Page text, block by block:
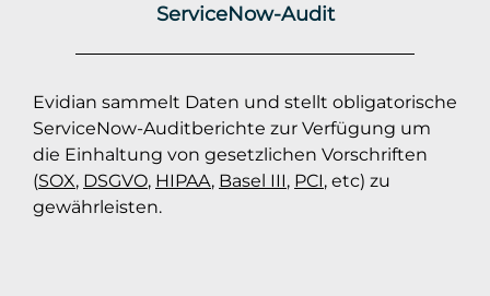
ServiceNow-Audit
Evidian sammelt Daten und stellt obligatorische
ServiceNow-Auditberichte zur Verfügung um
die Einhaltung von gesetzlichen Vorschriften
(SOX, DSGVO, HIPAA, Basel III, PCI, etc) zu
gewährleisten.